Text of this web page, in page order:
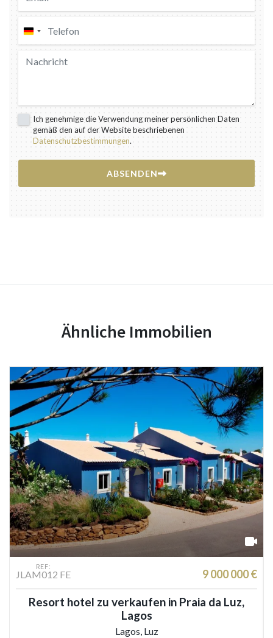
Deutschland
+49
Ich genehmige die Verwendung meiner persönlichen Daten
gemäß den auf der Website beschriebenen
Datenschutzbestimmungen.
ABSENDEN
Ähnliche Immobilien
REF:
JLAM012 FE 9 000 000 €
Resort hotel zu verkaufen in Praia da Luz,
Lagos
Lagos, Luz